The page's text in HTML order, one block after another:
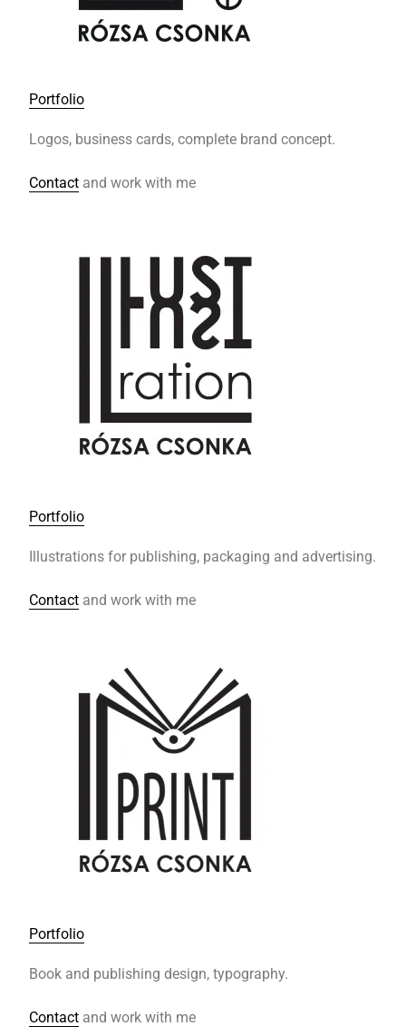
Portfolio
Logos, business cards, complete brand concept.
Contact and work with me
Portfolio
Illustrations for publishing, packaging and advertising.
Contact and work with me
Portfolio
Book and publishing design, typography.
Contact and work with me